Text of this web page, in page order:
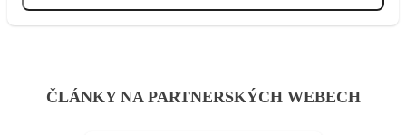
ČLÁNKY NA PARTNERSKÝCH WEBECH